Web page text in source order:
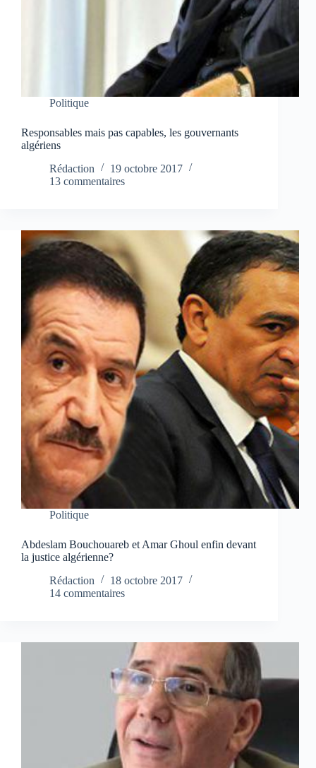
Politique
Responsables mais pas capables, les gouvernants
algériens
Rédaction
19 octobre 2017
13 commentaires
Politique
Abdeslam Bouchouareb et Amar Ghoul enfin devant
la justice algérienne?
Rédaction
18 octobre 2017
14 commentaires